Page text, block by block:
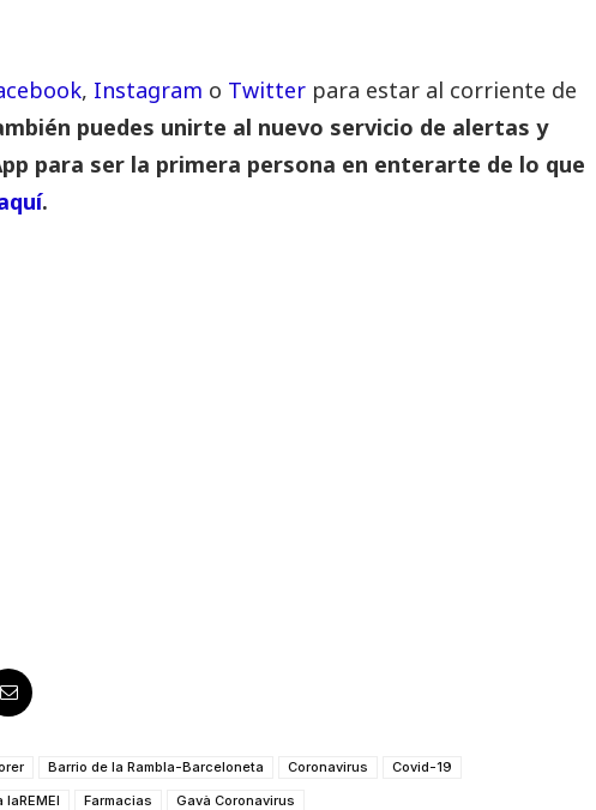
, Instagram o Twitter para estar al corriente de
puedes unirte al nuevo servicio de alertas y
para ser la primera persona en enterarte de lo que
.
Barrio de la Rambla-Barceloneta Coronavirus
Covid-19
laREMEI Farmacias Gavà Coronavirus